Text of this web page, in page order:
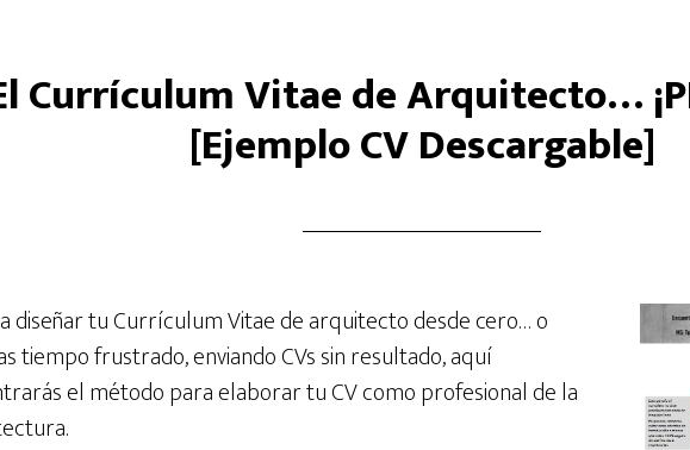
Currículum Vitae de Arquitecto…
[Ejemplo CV Descargable]
a diseñar tu Currículum Vitae de arquitecto desde cero… o
tiempo frustrado, enviando CVs sin resultado, aquí
el método para elaborar tu CV como profesional de la